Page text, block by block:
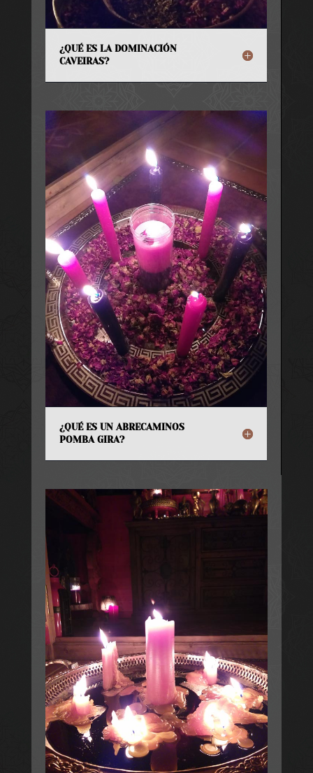
¿QUÉ ES LA DOMINACIÓN
CAVEIRAS?
¿QUÉ ES UN ABRECAMINOS
POMBA GIRA?